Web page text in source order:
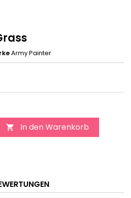
Army Painter
 In den Warenkorb